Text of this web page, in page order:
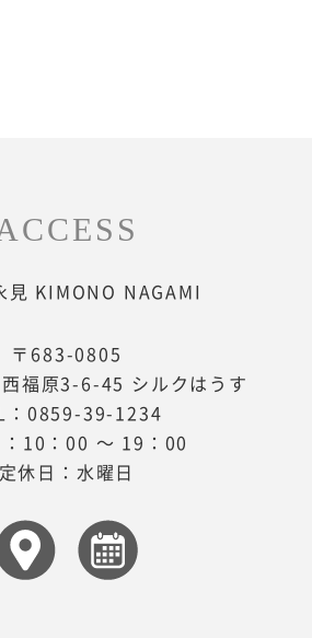
見 KIMONO NAGAMI
〒683-0805
福原3-6-45 シルクはうす
0859-39-1234
：10：00 ～ 19：00
定休日：水曜日